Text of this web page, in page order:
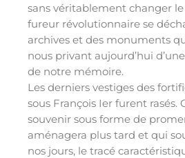
sans véritablement changer
fureur révolutionnaire se
archives et des monuments
nous privant aujourd’hui
de notre mémoire.
Les derniers vestiges des
sous François Ier furent rasés.
souvenir sous forme de
aménagera plus tard et qui
nos jours, le tracé